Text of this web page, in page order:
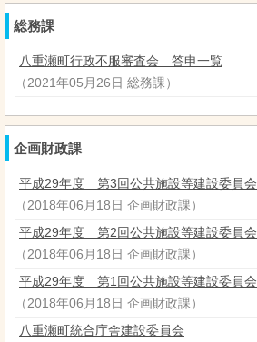
総務課
八重瀬町行政不服審査会 答申一覧
（2021年05月26日 総務課 ）
企画財政課
平成29年度 第3回公共施設等建設委員会
（2018年06月18日 企画財政課 ）
平成29年度 第2回公共施設等建設委員会
（2018年06月18日 企画財政課 ）
平成29年度 第1回公共施設等建設委員会
（2018年06月18日 企画財政課 ）
八重瀬町統合庁舎建設委員会